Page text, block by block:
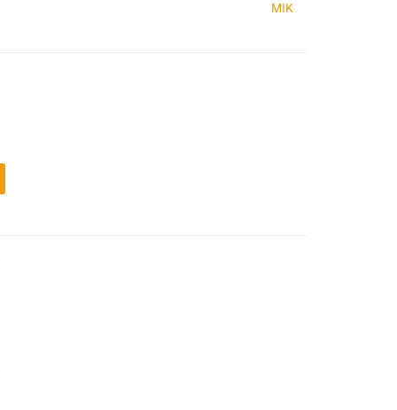
MIK